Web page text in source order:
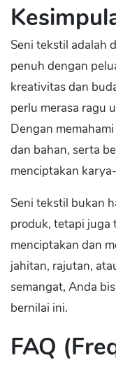
Seni tekstil adalah
penuh dengan
kreativitas dan
perlu merasa ragu
Dengan
dan bahan, serta
menciptakan
Seni tekstil bukan
produk, tetapi juga
menciptakan dan
jahitan, rajutan,
semangat, Anda
bernilai ini.
FAQ